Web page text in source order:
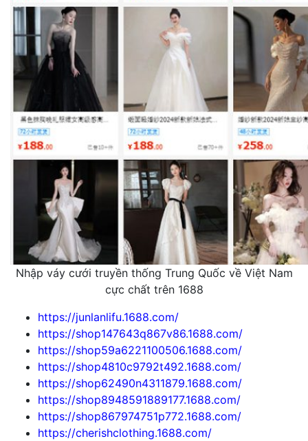
Nhập váy cưới truyền thống Trung Quốc về Việt Nam
cực chất trên 1688
https://junlanlifu.1688.com/
https://shop147643q867v86.1688.com/
https://shop59a6221100506.1688.com/
https://shop4810c9792t492.1688.com/
https://shop62490n4311879.1688.com/
https://shop8948591889177.1688.com/
https://shop867974751p772.1688.com/
https://cherishclothing.1688.com/